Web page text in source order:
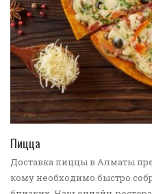
Пицца
Доставка пиццы в Алматы
кому необходимо быстро